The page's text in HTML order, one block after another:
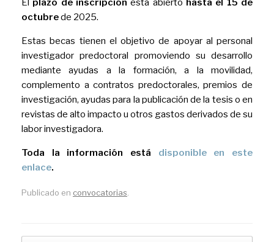
El plazo de inscripción está abierto hasta el 15 de
octubrede 2025.
Estas becas tienen el objetivo de apoyar al personal
investigador predoctoral promoviendo su desarrollo
mediante ayudas a la formación, a la movilidad,
complemento a contratos predoctorales, premios de
investigación, ayudas para la publicación de la tesis o en
revistas de alto impacto u otros gastos derivados de su
labor investigadora.
Toda la información está disponible en este
enlace.
Publicado en convocatorias